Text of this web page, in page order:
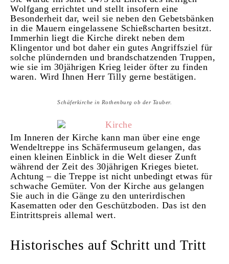
Wolfgang errichtet und stellt insofern eine
Besonderheit dar, weil sie neben den Gebetsbänken
in die Mauern eingelassene Schießscharten besitzt.
Immerhin liegt die Kirche direkt neben dem
Klingentor und bot daher ein gutes Angriffsziel für
solche plündernden und brandschatzenden Truppen,
wie sie im 30jährigen Krieg leider öfter zu finden
waren. Wird Ihnen Herr Tilly gerne bestätigen.
Schäferkirche in Rothenburg ob der Tauber.
Im Inneren der Kirche kann man über eine enge
Wendeltreppe ins Schäfermuseum gelangen, das
einen kleinen Einblick in die Welt dieser Zunft
während der Zeit des 30jährigen Krieges bietet.
Achtung – die Treppe ist nicht unbedingt etwas für
schwache Gemüter. Von der Kirche aus gelangen
Sie auch in die Gänge zu den unterirdischen
Kasematten oder den Geschützboden. Das ist den
Eintrittspreis allemal wert.
Historisches auf Schritt und Tritt